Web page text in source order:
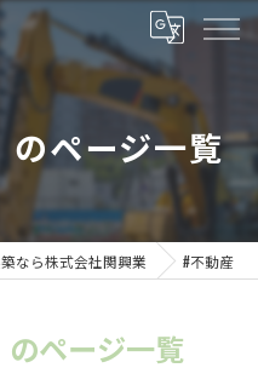
のページ一覧
なら株式会社関興業 #不動産
ページ一覧